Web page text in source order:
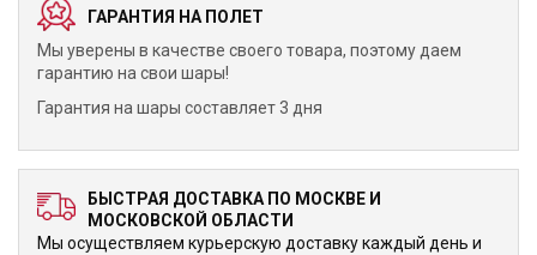
ГАРАНТИЯ НА ПОЛЕТ
Мы уверены в качестве своего товара, поэтому даем
гарантию на свои шары!
Гарантия на шары составляет 3 дня
БЫСТРАЯ ДОСТАВКА ПО МОСКВЕ И
МОСКОВСКОЙ ОБЛАСТИ
Мы осуществляем курьерскую доставку каждый день и